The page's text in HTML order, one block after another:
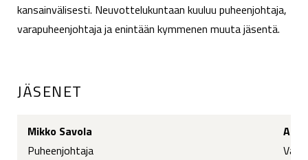
kansainvälisesti. Neuvottelukuntaan kuuluu puheenjohtaja,
varapuheenjohtaja ja enintään kymmenen muuta jäsentä.
JÄSENET
Mikko Savola
Puheenjohtaja
Atte